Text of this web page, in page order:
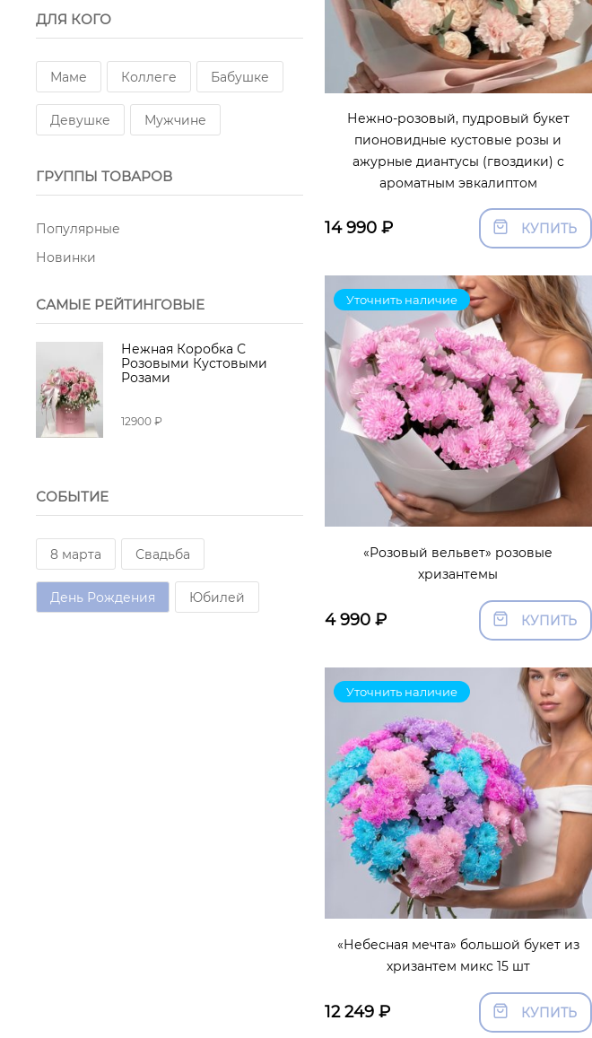
Гвоздика кустовая
Солидаго
Роза пионовидная
Аспидистра Хлопок
Роза Эквадор
Лента атласная Зелень
Лагурус
Упаковка дизайнерская
Губка флористическая
роза французская лимониум
упаковка диантус
ДЛЯ КОГО
Маме Коллеге Бабушке
Девушке Мужчине
ГРУППЫ ТОВАРОВ
Популярные
Новинки
САМЫЕ РЕЙТИНГОВЫЕ
Нежная Коробка С
Розовыми Кустовыми
Розами
12900 ₽
СОБЫТИЕ
8 марта Свадьба
День Рождения Юбилей
Нежно-розовый, пудровый букет
пионовидные кустовые розы и
ажурные диантусы (гвоздики) с
ароматным эвкалиптом
14 990 ₽ КУПИТЬ
Уточнить наличие
«Розовый вельвет» розовые
хризантемы
4 990 ₽ КУПИТЬ
Уточнить наличие
«Небесная мечта» большой букет из
хризантем микс 15 шт
12 249 ₽ КУПИТЬ